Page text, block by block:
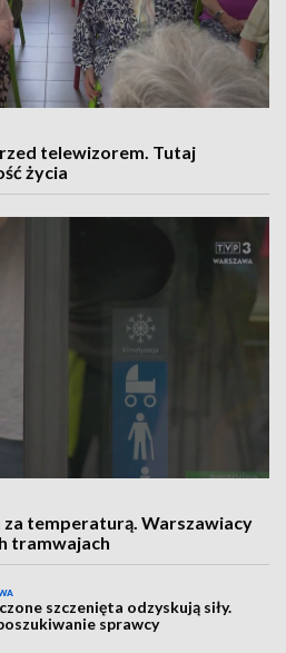
telewizorem. Tutaj
życia
za temperaturą. Warszawiacy
tramwajach
szczenięta odzyskują siły.
sprawcy